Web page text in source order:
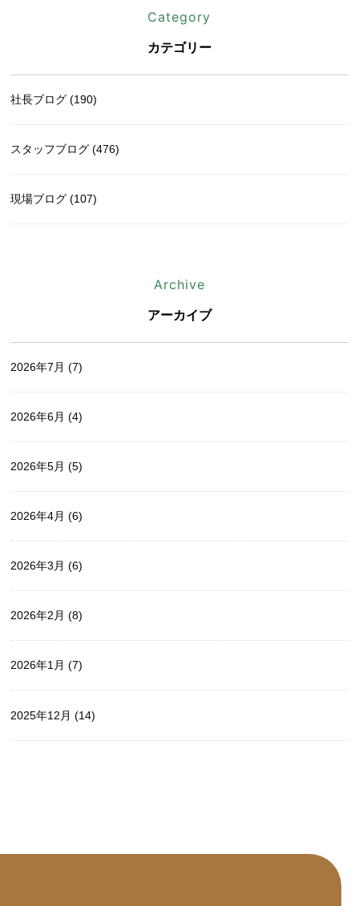
Category
カテゴリー
社長ブログ (190)
スタッフブログ (476)
現場ブログ (107)
Archive
アーカイブ
2026年7月 (7)
2026年6月 (4)
2026年5月 (5)
2026年4月 (6)
2026年3月 (6)
2026年2月 (8)
2026年1月 (7)
2025年12月 (14)